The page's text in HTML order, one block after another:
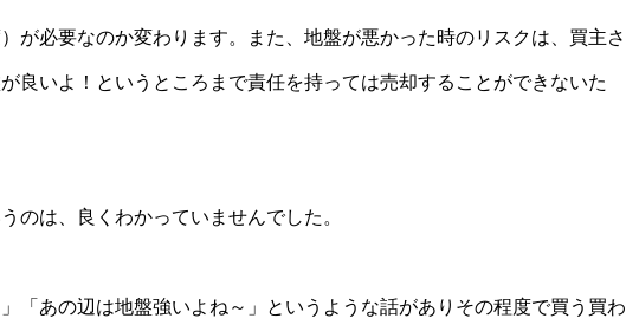
が必要なのか変わります。また、地盤が悪かった時のリスクは、買主さ
良いよ！というところまで責任を持っては売却することができないた
のは、良くわかっていませんでした。
「あの辺は地盤強いよね～」というような話がありその程度で買う買わ